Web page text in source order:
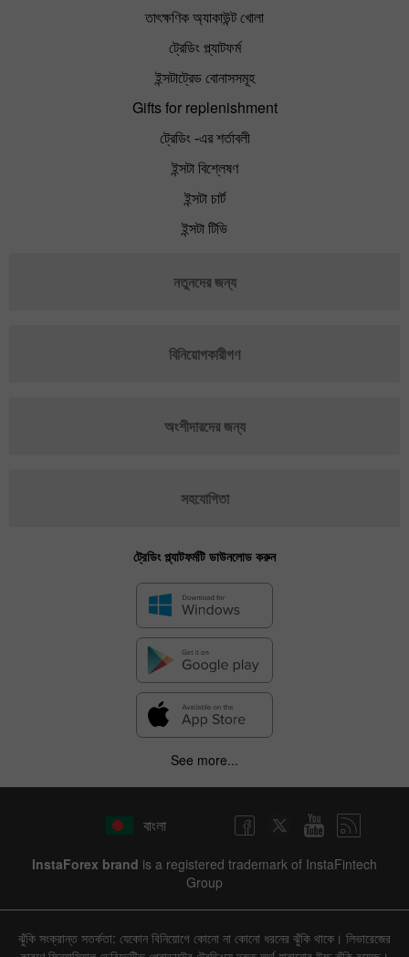
তাৎক্ষণিক অ্যাকাউন্ট খোলা
ট্রেডিং প্ল্যাটফর্ম
ইন্সটাট্রেড বোনাসসমূহ
Gifts for replenishment
ট্রেডিং -এর শর্তাবলী
ইন্সটা বিশ্লেষণ
ইন্সটা চার্ট
ইন্সটা টিভি
নতুনদের জন্য
বিনিয়োগকারীগণ
অংশীদারদের জন্য
সহযোগিতা
ট্রেডিং প্ল্যাটফর্মটি ডাউনলোড করুন
See more...
বাংলা
InstaForex brand is a registered trademark of InstaFintech
Group
ঝুঁকি সংক্রান্ত সতর্কতা: যেকোন বিনিয়োগে কোনো না কোনো ধরনের ঝুঁকি থাকে। লিভারেজের